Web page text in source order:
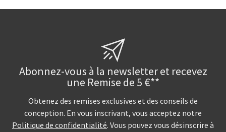
Abonnez-vous à la newsletter et recevez
une Remise de 5 €**
Obtenez des remises exclusives et des conseils de
conception. En vous inscrivant, vous acceptez notre
Politique de confidentialité. Vous pouvez vous désinscrire à